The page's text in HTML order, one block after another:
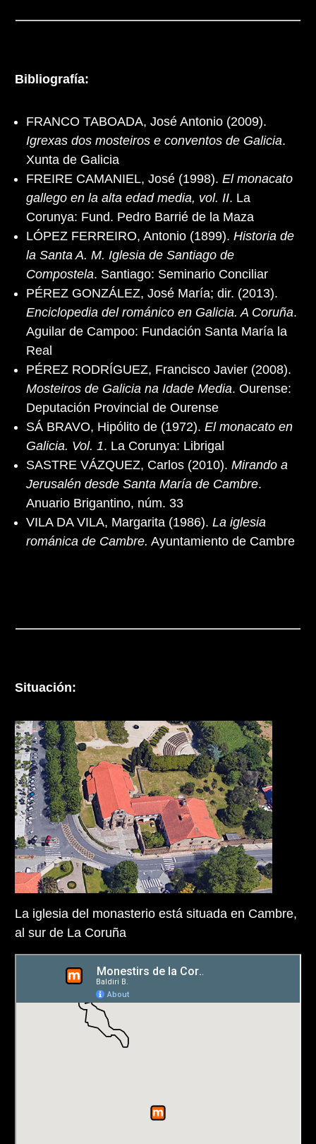
Bibliografía:
FRANCO TABOADA, José Antonio (2009).
Igrexas dos mosteiros e conventos de Galicia.
Xunta de Galicia
FREIRE CAMANIEL, José (1998). El monacato
gallego en la alta edad media, vol. II. La
Corunya: Fund. Pedro Barrié de la Maza
LÓPEZ FERREIRO, Antonio (1899). Historia de
la Santa A. M. Iglesia de Santiago de
Compostela. Santiago: Seminario Conciliar
PÉREZ GONZÁLEZ, José María; dir. (2013).
Enciclopedia del románico en Galicia. A Coruña.
Aguilar de Campoo: Fundación Santa María la
Real
PÉREZ RODRÍGUEZ, Francisco Javier (2008).
Mosteiros de Galicia na Idade Media. Ourense:
Deputación Provincial de Ourense
SÁ BRAVO, Hipólito de (1972). El monacato en
Galicia. Vol. 1. La Corunya: Librigal
SASTRE VÁZQUEZ, Carlos (2010). Mirando a
Jerusalén desde Santa María de Cambre.
Anuario Brigantino, núm. 33
VILA DA VILA, Margarita (1986). La iglesia
románica de Cambre. Ayuntamiento de Cambre
Situación:
La iglesia del monasterio está situada en Cambre,
al sur de La Coruña